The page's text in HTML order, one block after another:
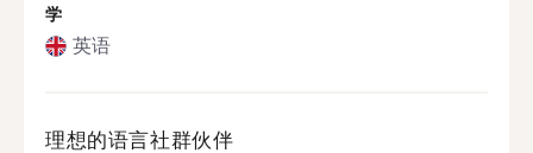
学
英语
理想的语言社群伙伴